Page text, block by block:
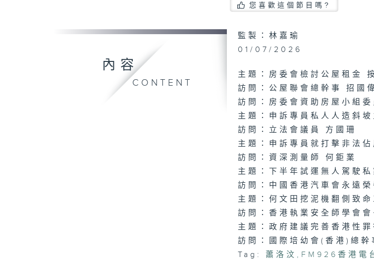
您喜歡這個節目嗎?
內容
CONTENT
監製：林嘉瑜
01/07/2026
主題：房委會檢討公屋租金
訪問：公屋聯會總幹事 招國
訪問：房委會資助房屋小組
主題：申訴專員私人人造斜
訪問：立法會議員 方國珊
主題：申訴專員就打擊非法
訪問：資深測量師 何鉅業
主題：下半年試運無人駕駛
訪問：中國香港汽車會永遠
主題：何文田挖泥機翻側致命
訪問：香港執業安全師學會
主題：政府建議完善香港性罪
訪問：國際培幼會(香港)總幹
Tag:
蕭洛汶 , FM926香港電